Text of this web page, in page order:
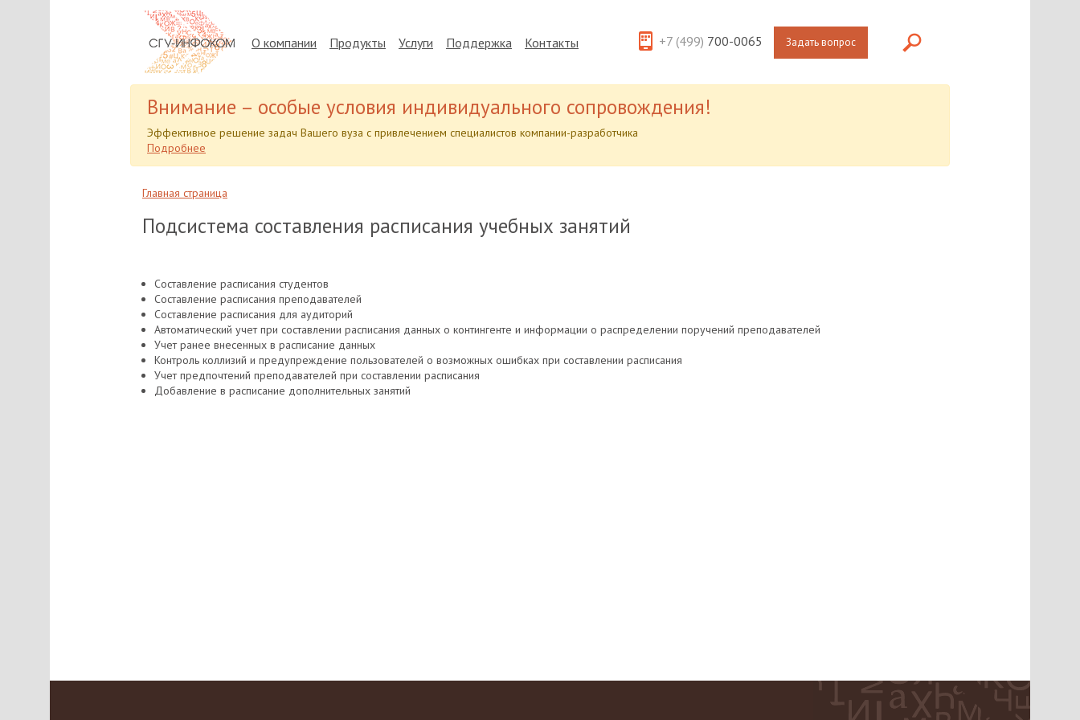
О компании Продукты Услуги Поддержка Контакты +7 (499) 700-0065 Задать вопрос
Внимание – особые условия индивидуального сопровождения!
Эффективное решение задач Вашего вуза с привлечением специалистов компании-разработчика
Подробнее
Главная страница
Подсистема составления расписания учебных занятий
Составление расписания студентов
Составление расписания преподавателей
Составление расписания для аудиторий
Автоматический учет при составлении расписания данных о контингенте и информации о распределении поручений преподавателей
Учет ранее внесенных в расписание данных
Контроль коллизий и предупреждение пользователей о возможных ошибках при составлении расписания
Учет предпочтений преподавателей при составлении расписания
Добавление в расписание дополнительных занятий